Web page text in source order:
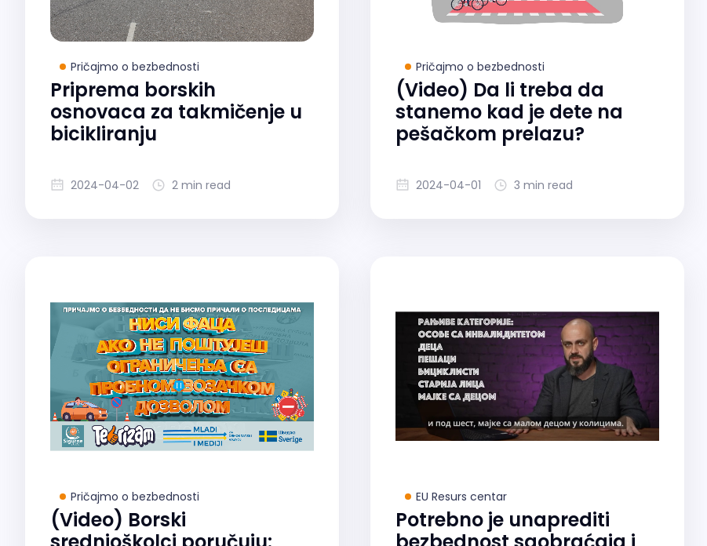
Pričajmo o bezbednosti
Priprema borskih
osnovaca za takmičenje u
bicikliranju
2024-04-02 2 min read
Pričajmo o bezbednosti
(Video) Da li treba da
stanemo kad je dete na
pešačkom prelazu?
2024-04-01 3 min read
Pričajmo o bezbednosti
(Video) Borski
EU Resurs centar
Potrebno je unaprediti